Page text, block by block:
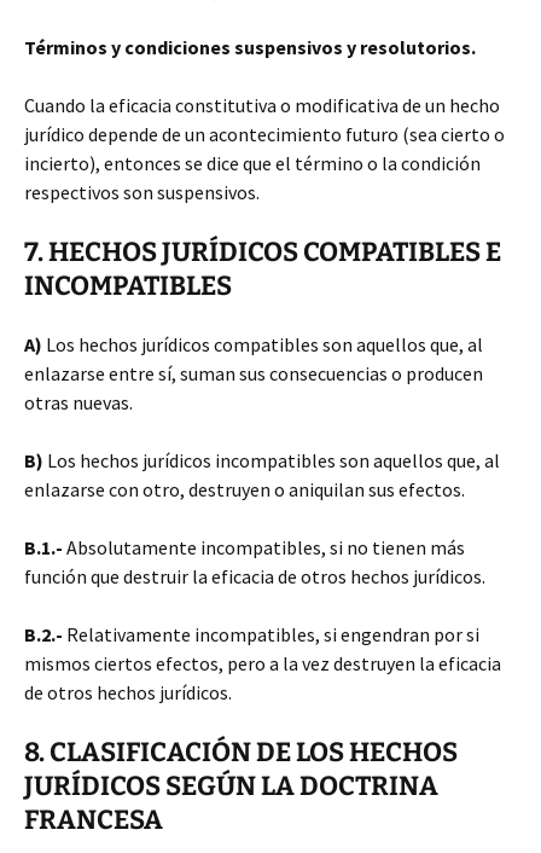
Términos y condiciones suspensivos y resolutorios.
Cuando la eficacia constitutiva o modificativa de un hecho
jurídico depende de un acontecimiento futuro (sea cierto o
incierto), entonces se dice que el término o la condición
respectivos son suspensivos.
7. HECHOS JURÍDICOS COMPATIBLES E
INCOMPATIBLES
A) Los hechos jurídicos compatibles son aquellos que, al
enlazarse entre sí, suman sus consecuencias o producen
otras nuevas.
B) Los hechos jurídicos incompatibles son aquellos que, al
enlazarse con otro, destruyen o aniquilan sus efectos.
B.1.- Absolutamente incompatibles, si no tienen más
función que destruir la eficacia de otros hechos jurídicos.
B.2.- Relativamente incompatibles, si engendran por si
mismos ciertos efectos, pero a la vez destruyen la eficacia
de otros hechos jurídicos.
8. CLASIFICACIÓN DE LOS HECHOS
JURÍDICOS SEGÚN LA DOCTRINA
FRANCESA